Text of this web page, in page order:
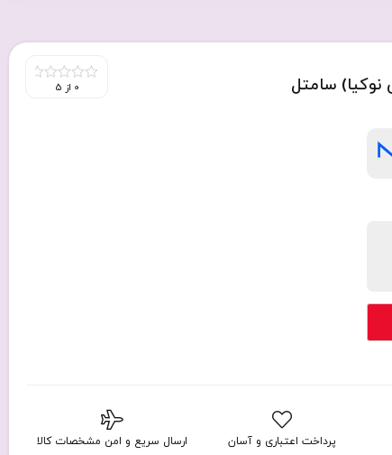
0 از 5
پرداخت اعتباری و آسان ارسال سریع و امن مشخصات کالا